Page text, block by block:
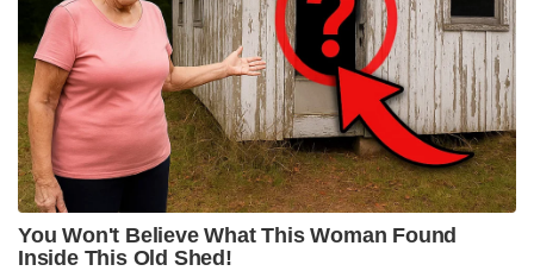
You Won't Believe What This Woman Found
Inside This Old Shed!